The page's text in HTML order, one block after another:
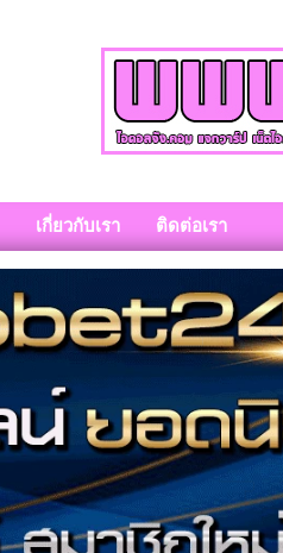
เกี่ยวกับเรา ติดต่อเรา